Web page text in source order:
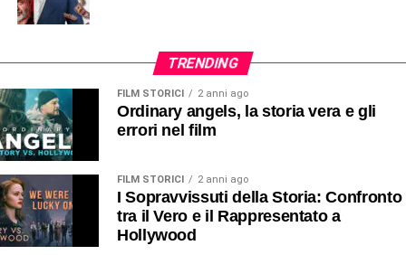
TRENDING
FILM STORICI 2 anni ago
Ordinary angels, la storia vera e gli
errori nel film
FILM STORICI 2 anni ago
I Sopravvissuti della Storia: Confronto
tra il Vero e il Rappresentato a
Hollywood